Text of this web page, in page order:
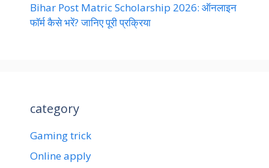
Bihar Post Matric Scholarship 2026: ऑनलाइन
फॉर्म कैसे भरें? जानिए पूरी प्रक्रिया
category
Gaming trick
Online apply